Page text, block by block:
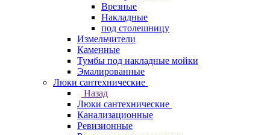
Врезные
Накладные
под столешницу
Измельчители
Каменные
Тумбы под накладные мойки
Эмалированные
Люки сантехнические
Назад
Люки сантехнические
Канализационные
Ревизионные